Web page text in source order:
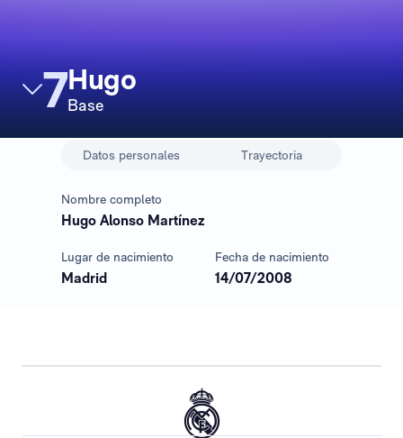
7Hugo
Base
Datos personales Trayectoria
Nombre completo
Hugo Alonso Martínez
Lugar de nacimiento
Madrid
Fecha de nacimiento
14/07/2008